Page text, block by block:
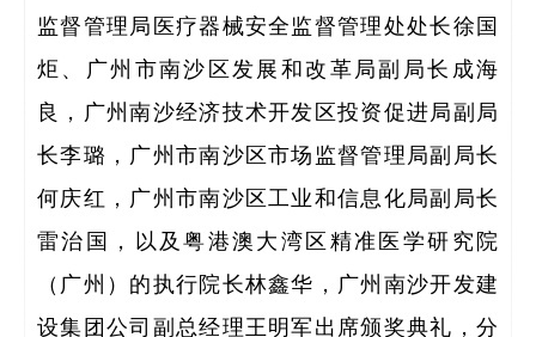
监督管理局医疗器械安全监督管理处处长徐国
炬、广州市南沙区发展和改革局副局长成海
良，广州南沙经济技术开发区投资促进局副局
长李璐，广州市南沙区市场监督管理局副局长
何庆红，广州市南沙区工业和信息化局副局长
雷治国，以及粤港澳大湾区精准医学研究院
（广州）的执行院长林鑫华，广州南沙开发建
设集团公司副总经理王明军出席颁奖典礼，分